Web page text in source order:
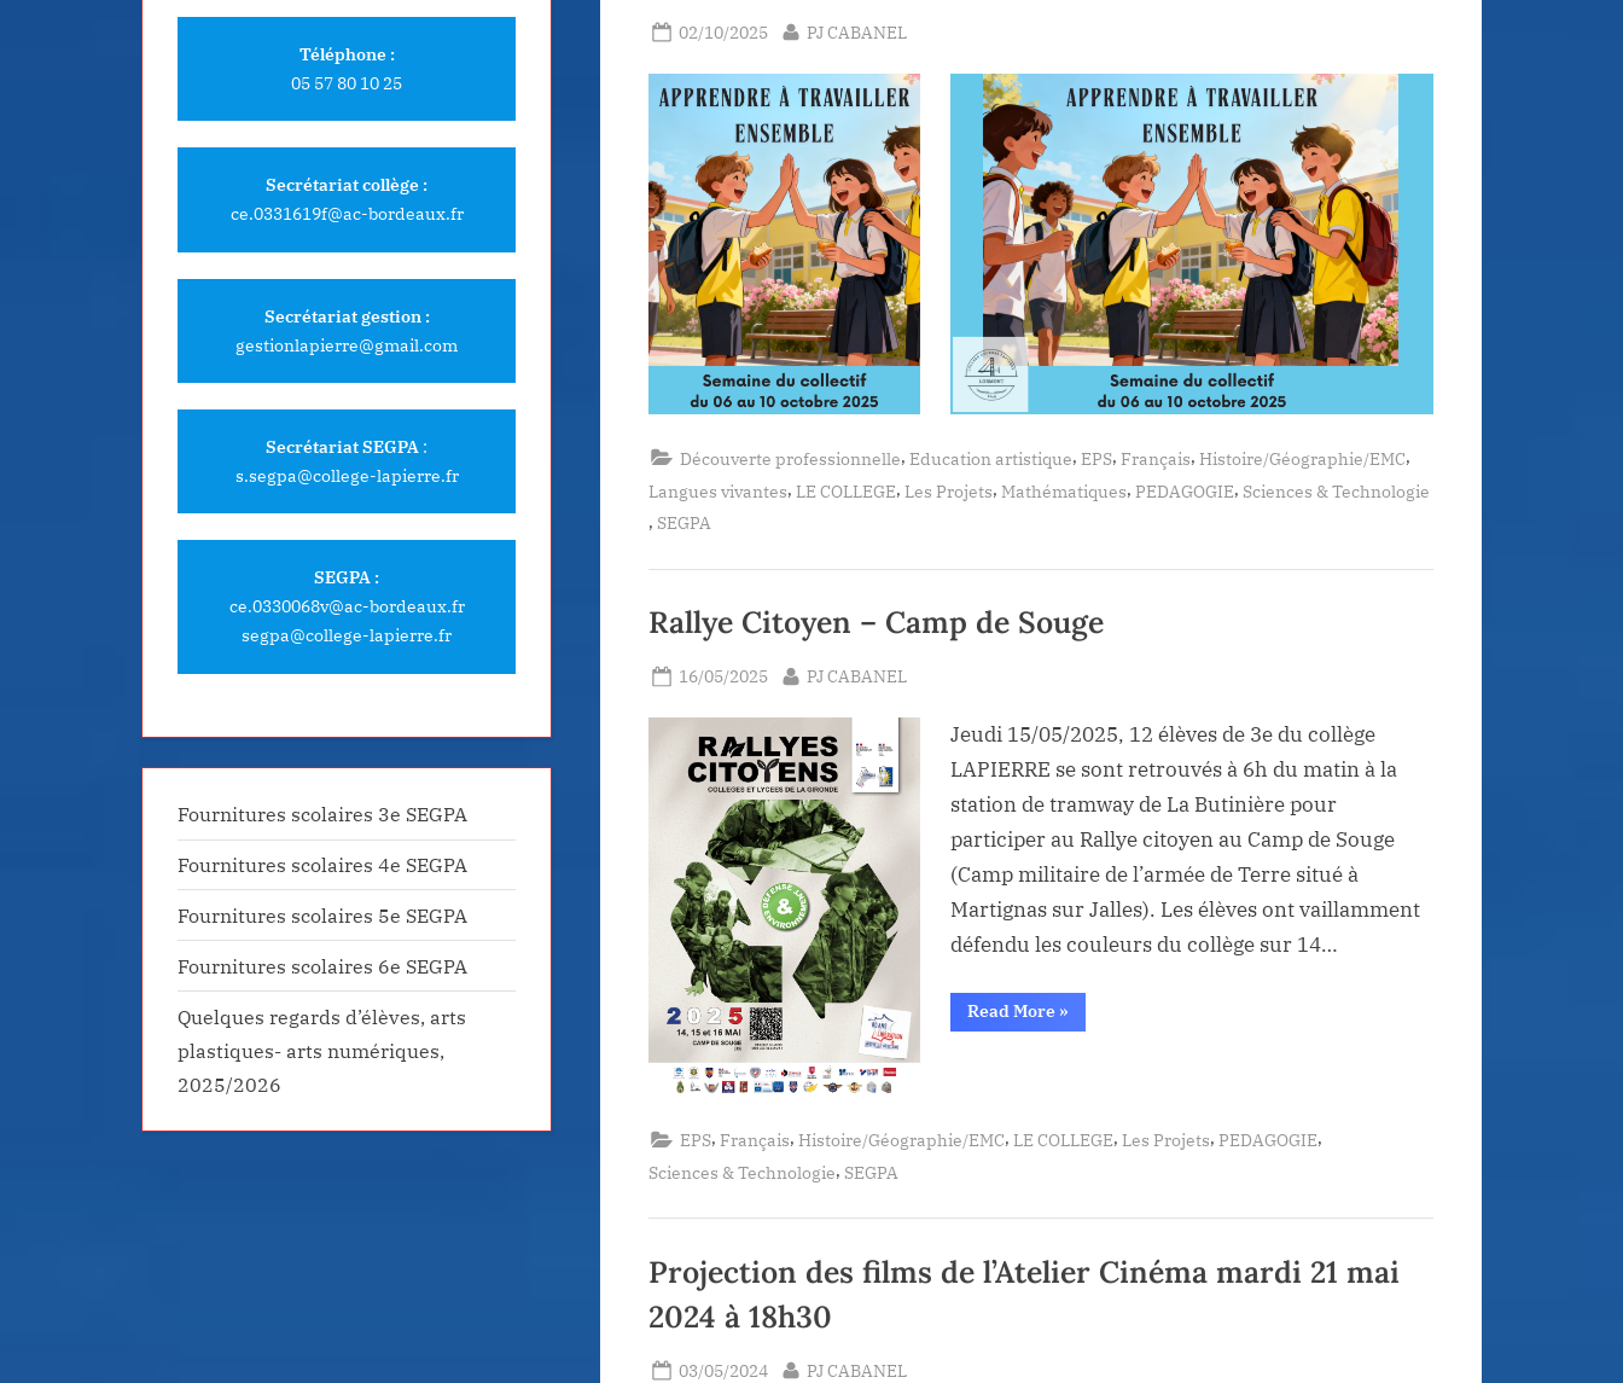
Posted
02/10/2025 By
PJ CABANEL
Découverte professionnelle, Education artistique, EPS, Français, Histoire/Géographie/EMC,
Langues vivantes, LE COLLEGE, Les Projets, Mathématiques, PEDAGOGIE, Sciences & Technologie
, SEGPA
Rallye Citoyen – Camp de Souge
Posted
16/05/2025 By
PJ CABANEL
Jeudi 15/05/2025, 12 élèves de 3e du collège
LAPIERRE se sont retrouvés à 6h du matin à la
station de tramway de La Butinière pour
participer au Rallye citoyen au Camp de Souge
(Camp militaire de l’armée de Terre situé à
Martignas sur Jalles). Les élèves ont vaillamment
défendu les couleurs du collège sur 14…
Read More“Rallye
Citoyen
»
EPS, Français, Histoire/Géographie/EMC, LE COLLEGE, Les Projets, PEDAGOGIE,
Sciences & Technologie, SEGPA
Projection des films de l’Atelier Cinéma mardi 21 mai
2024 à 18h30
Posted
03/05/2024 By
PJ CABANEL
Téléphone :
05 57 80 10 25
Secrétariat collège :
ce.0331619f@ac-bordeaux.fr
Secrétariat gestion :
gestionlapierre@gmail.com
Secrétariat SEGPA :
s.segpa@college-lapierre.fr
SEGPA :
ce.0330068v@ac-bordeaux.fr
segpa@college-lapierre.fr
Fournitures scolaires 3e SEGPA
Fournitures scolaires 4e SEGPA
Fournitures scolaires 5e SEGPA
Fournitures scolaires 6e SEGPA
Quelques regards d’élèves, arts
plastiques- arts numériques,
2025/2026